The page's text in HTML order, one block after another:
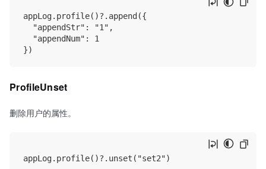
appLog.profile()?.append({
  "appendStr": "1",
  "appendNum": 1
ProfileUnset
删除用户的属性。